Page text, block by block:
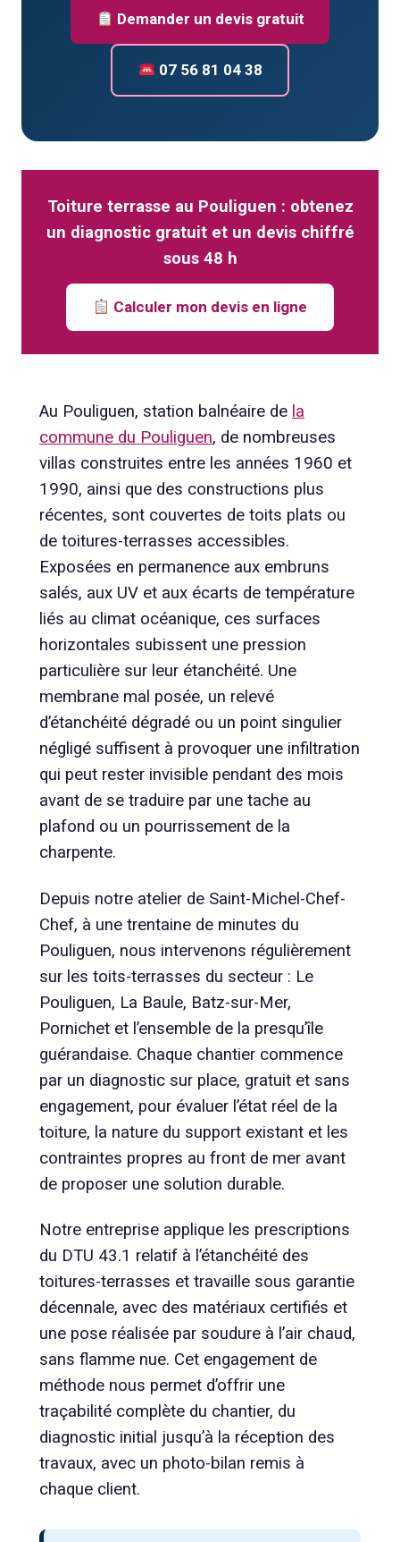
Demander un devis gratuit
07 56 81 04 38
Toiture terrasse au Pouliguen : obtenez
un diagnostic gratuit et un devis chiffré
sous 48 h
Calculer mon devis en ligne
Au Pouliguen, station balnéaire de la
commune du Pouliguen, de nombreuses
villas construites entre les années 1960 et
1990, ainsi que des constructions plus
récentes, sont couvertes de toits plats ou
de toitures-terrasses accessibles.
Exposées en permanence aux embruns
salés, aux UV et aux écarts de température
liés au climat océanique, ces surfaces
horizontales subissent une pression
particulière sur leur étanchéité. Une
membrane mal posée, un relevé
d’étanchéité dégradé ou un point singulier
négligé suffisent à provoquer une infiltration
qui peut rester invisible pendant des mois
avant de se traduire par une tache au
plafond ou un pourrissement de la
charpente.
Depuis notre atelier de Saint-Michel-Chef-
Chef, à une trentaine de minutes du
Pouliguen, nous intervenons régulièrement
sur les toits-terrasses du secteur : Le
Pouliguen, La Baule, Batz-sur-Mer,
Pornichet et l’ensemble de la presqu’île
guérandaise. Chaque chantier commence
par un diagnostic sur place, gratuit et sans
engagement, pour évaluer l’état réel de la
toiture, la nature du support existant et les
contraintes propres au front de mer avant
de proposer une solution durable.
Notre entreprise applique les prescriptions
du DTU 43.1 relatif à l’étanchéité des
toitures-terrasses et travaille sous garantie
décennale, avec des matériaux certifiés et
une pose réalisée par soudure à l’air chaud,
sans flamme nue. Cet engagement de
méthode nous permet d’offrir une
traçabilité complète du chantier, du
diagnostic initial jusqu’à la réception des
travaux, avec un photo-bilan remis à
chaque client.